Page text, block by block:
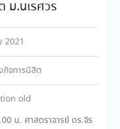
ม.นเรศวร
2021
จการนิสิต
old
น. ศาสตราจารย์ ดร.จิร